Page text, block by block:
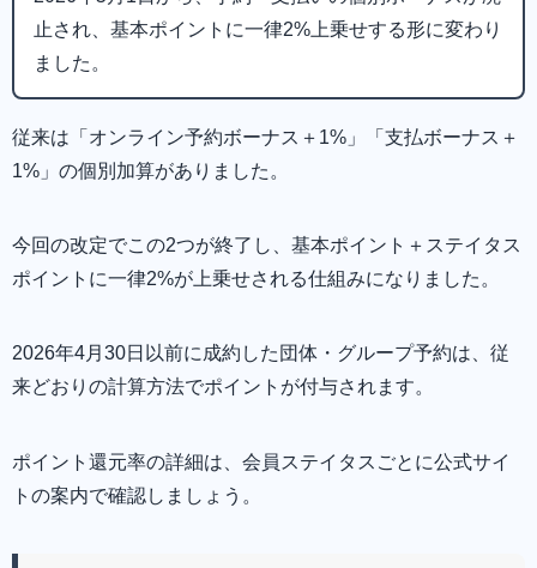
止され、基本ポイントに一律2%上乗せする形に変わり
ました。
従来は「オンライン予約ボーナス＋1%」「支払ボーナス＋
1%」の個別加算がありました。
今回の改定でこの2つが終了し、基本ポイント＋ステイタス
ポイントに一律2%が上乗せされる仕組みになりました。
2026年4月30日以前に成約した団体・グループ予約は、従
来どおりの計算方法でポイントが付与されます。
ポイント還元率の詳細は、会員ステイタスごとに公式サイ
トの案内で確認しましょう。